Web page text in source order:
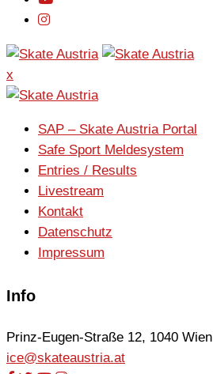
x
SAP – Skate Austria Portal
Safe Sport Meldesystem
Entries / Results
Livestream
Kontakt
Datenschutz
Impressum
Info
Prinz-Eugen-Straße 12, 1040 Wien
ice@skateaustria.at